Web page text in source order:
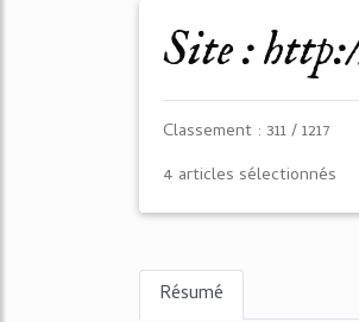
Site :
Classement : 311 / 1217
4 articles sélectionnés
Résumé